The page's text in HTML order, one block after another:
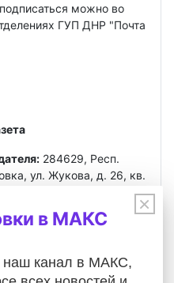
можно во
ГУП ДНР "Почта
284629, Респ.
ул. Жукова, д. 26, кв.
службой по
×
в МАКС
наш канал в МАКС,